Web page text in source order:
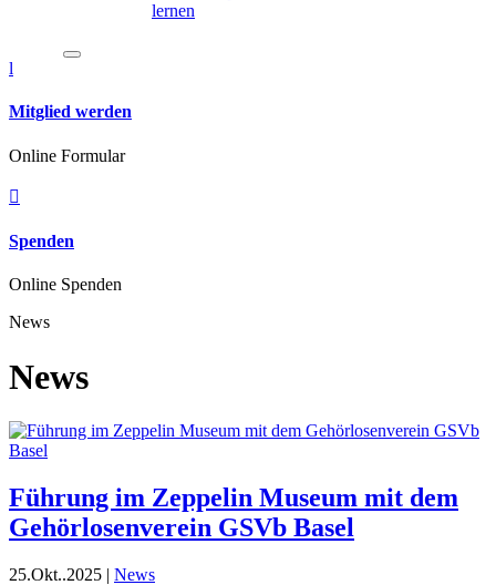
lernen
l
Mitglied werden
Online Formular

Spenden
Online Spenden
News
News
Führung im Zeppelin Museum mit dem
Gehörlosenverein GSVb Basel
25.Okt..2025 | News